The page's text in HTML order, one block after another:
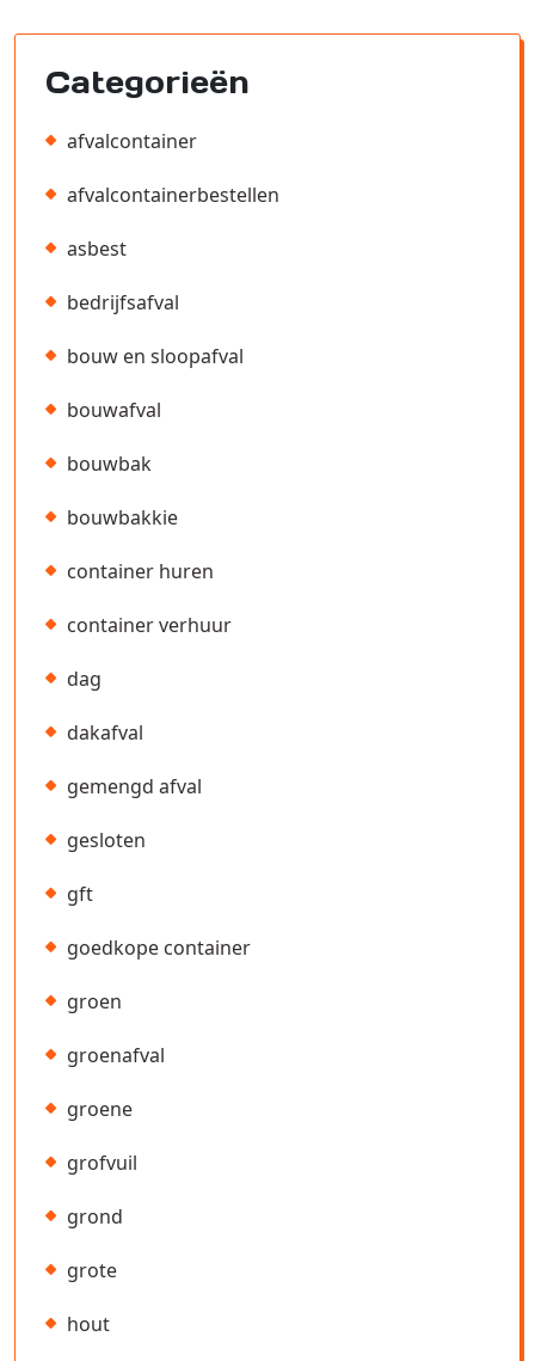
Categorieën
afvalcontainer
afvalcontainerbestellen
asbest
bedrijfsafval
bouw en sloopafval
bouwafval
bouwbak
bouwbakkie
container huren
container verhuur
dag
dakafval
gemengd afval
gesloten
gft
goedkope container
groen
groenafval
groene
grofvuil
grond
grote
hout